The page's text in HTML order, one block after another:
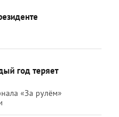
год теряет
«За рулём»